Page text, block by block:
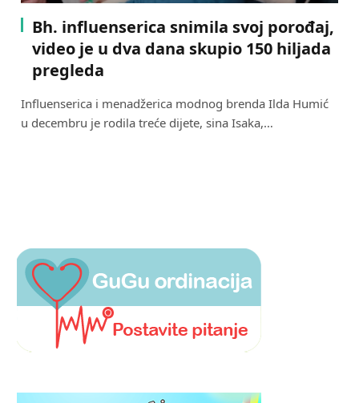
Bh. influenserica snimila svoj porođaj,
video je u dva dana skupio 150 hiljada
pregleda
Influenserica i menadžerica modnog brenda Ilda Humić
u decembru je rodila treće dijete, sina Isaka,…